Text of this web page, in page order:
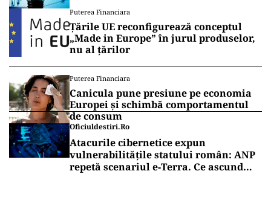
Vrei să fii mereu la curent cu toate știrile? Urmărește
Puterea.ro și pe canalul de WhatsApp
ECONOMIE
Peste 5.000 de români nu își mai pot
cumpăra casa. Efectul atacului
cibernetic de la ANCPI explicat de un
broker
ECONOMIE
Cel mai scump kilowatt e cel pe care
nu-l poți muta